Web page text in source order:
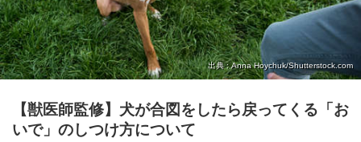
出典 : Anna Hoychuk/Shutterstock.com
【獣医師監修】犬が合図をしたら戻ってくる「お
いで」のしつけ方について